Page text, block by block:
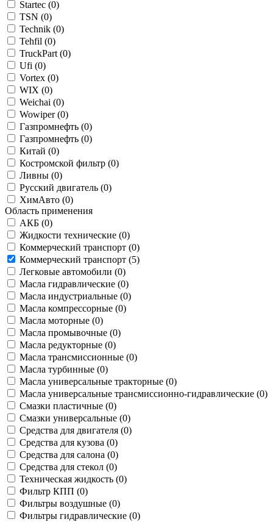
Startec (0)
TSN (0)
Technik (0)
Tehfil (0)
TruckPart (0)
Ufi (0)
Vortex (0)
WIX (0)
Weichai (0)
Wowiper (0)
Газпромнефть (0)
Газпромнефть (0)
Китай (0)
Костромской фильтр (0)
Ливны (0)
Русский двигатель (0)
ХимАвто (0)
Область применения
АКБ (0)
Жидкости технические (0)
Коммерческий транспорт (0)
Коммерческий транспорт (5)
Легковые автомобили (0)
Масла гидравлические (0)
Масла индустриальные (0)
Масла компрессорные (0)
Масла моторные (0)
Масла промывочные (0)
Масла редукторные (0)
Масла трансмиссионные (0)
Масла турбинные (0)
Масла универсальные тракторные (0)
Масла универсальные трансмиссионно-гидравлические (0)
Смазки пластичные (0)
Смазки универсальные (0)
Средства для двигателя (0)
Средства для кузова (0)
Средства для салона (0)
Средства для стекол (0)
Техническая жидкость (0)
Фильтр КПП (0)
Фильтры воздушные (0)
Фильтры гидравлические (0)